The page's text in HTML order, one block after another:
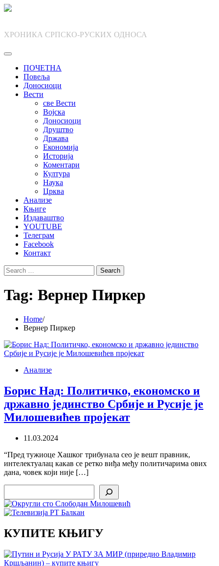
Skip
ХРОНИКА СРПСКО-РУСКИХ ОДНОСА
ПОЧЕТНА
Повеља
Доносиоци
Вести
све Вести
Војска
Доносиоци
Друштво
Држава
Економија
Историја
Коментари
Култура
Наука
Црква
Анализе
Књиге
Издаваштво
YOUTUBE
Телеграм
Facebook
Контакт
Search
for:
Tag: Вернер Пиркер
Home
Вернер Пиркер
Анализе
Борис Над: Политичко, економско и
државно јединство Србије и Русије је
Милошевићев пројекат
11.03.2024
“Пред тужиоце Хашког трибунала сео је вешт правник,
интелектуалац какав се ретко виђа међу политичарима ових
дана, човек који није […]
КУПИТЕ КЊИГУ